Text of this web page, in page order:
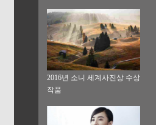
2016년 소니 세계사진상 수상
작품